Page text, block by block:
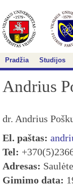
Pradžia Studijos
Andrius
dr. Andrius
El. paštas:
Tel:
Adresas:
Gimimo data: